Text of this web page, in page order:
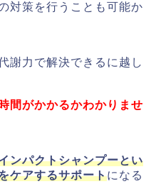
対策を行うことも可能か
謝力で解決できるに越し
間がかかるかわかりませ
ンパクトシャンプーとい
ケアするサポートになる